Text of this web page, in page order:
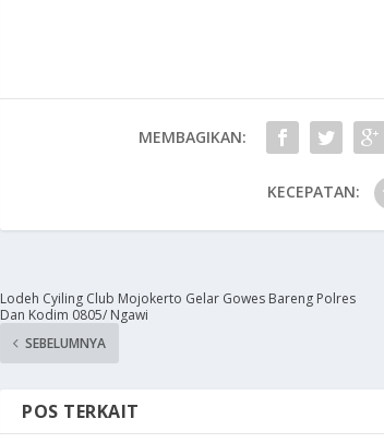
MEMBAGIKAN:
KECEPATAN:
Lodeh Cyiling Club Mojokerto Gelar Gowes Bareng Polres
Dan Kodim 0805/ Ngawi
SEBELUMNYA
POS TERKAIT